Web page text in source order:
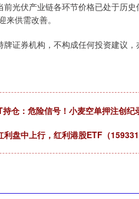
伏产业链各环节价格已处于历史
供需改善。
券机构，不构成任何投资建议，
仓：危险信号！小麦空单押注创纪
利盘中上行，红利港股ETF（